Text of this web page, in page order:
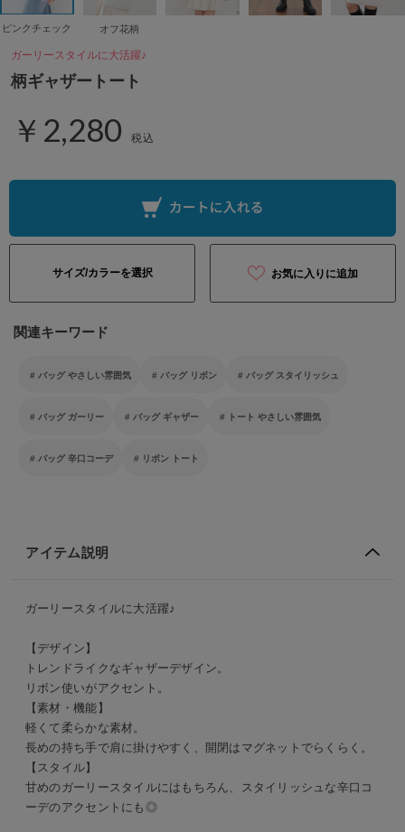
ピンクチェック オフ花柄
ガーリースタイルに大活躍♪
柄ギャザートート
￥2,280 税込
サイズ/カラーを選択 お気に入りに追加
関連キーワード
バッグ やさしい雰囲気 バッグ リボン バッグ スタイリッシュ
バッグ ガーリー バッグ ギャザー トート やさしい雰囲気
バッグ 辛口コーデ リボン トート
アイテム説明
ガーリースタイルに大活躍♪
【デザイン】
トレンドライクなギャザーデザイン。
リボン使いがアクセント。
【素材・機能】
軽くて柔らかな素材。
長めの持ち手で肩に掛けやすく、開閉はマグネットでらくらく。
【スタイル】
甘めのガーリースタイルにはもちろん、スタイリッシュな辛口コ
ーデのアクセントにも◎